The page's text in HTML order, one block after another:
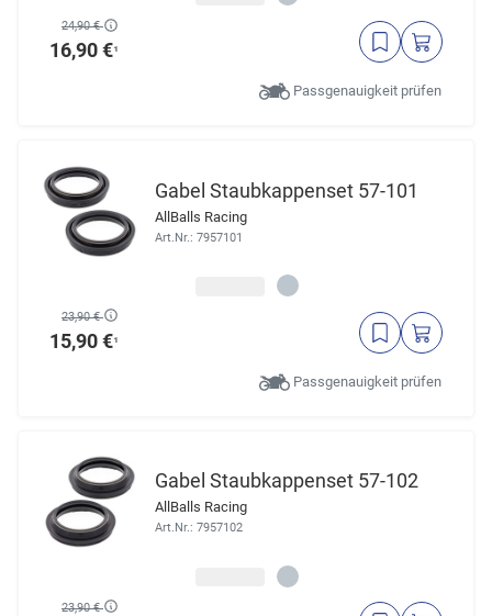
24,90 €
16,90 €¹
Passgenauigkeit prüfen
Gabel Staubkappenset 57-101
AllBalls Racing
Art.Nr.: 7957101
23,90 €
15,90 €¹
Passgenauigkeit prüfen
Gabel Staubkappenset 57-102
AllBalls Racing
Art.Nr.: 7957102
23,90 €